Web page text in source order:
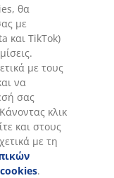
θα
με
και TikTok)
με τους
να
σας
κλικ
και στους
με τη
.